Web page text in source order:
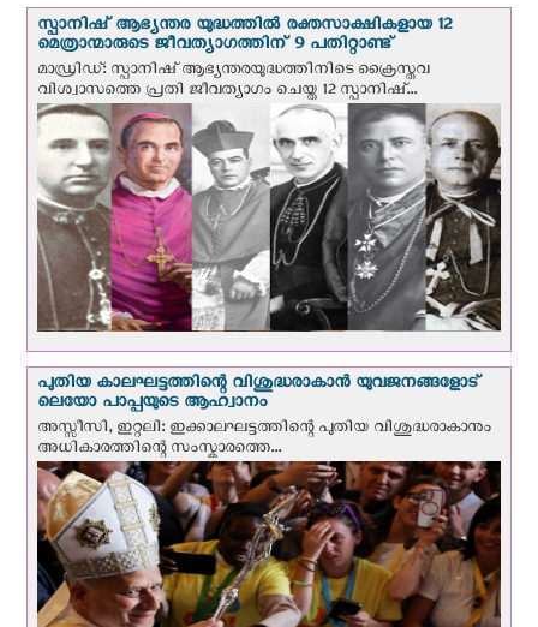
സ്പാനിഷ് ആഭ്യന്തര യുദ്ധത്തില്‍ രക്തസാക്ഷികളായ 12
മെത്രാന്മാരുടെ ജീവത്യാഗത്തിന് 9 പതിറ്റാണ്ട്
മാഡ്രിഡ്: സ്പാനിഷ് ആഭ്യന്തരയുദ്ധത്തിനിടെ ക്രൈസ്തവ
വിശ്വാസത്തെ പ്രതി ജീവത്യാഗം ചെയ്ത 12 സ്പാനിഷ്...
പുതിയ കാലഘട്ടത്തിന്റെ വിശുദ്ധരാകാന്‍ യുവജനങ്ങളോട്
ലെയോ പാപ്പയുടെ ആഹ്വാനം
അസ്സീസി, ഇറ്റലി: ഇക്കാലഘട്ടത്തിന്റെ പുതിയ വിശുദ്ധരാകാനും
അധികാരത്തിന്റെ സംസ്കാരത്തെ...